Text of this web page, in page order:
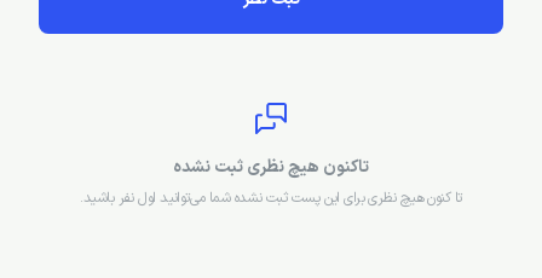
تاکنون هیچ نظری ثبت نشده
تا کنون هیچ نظری برای این پست ثبت نشده شما می‌توانید اول نفر باشید.